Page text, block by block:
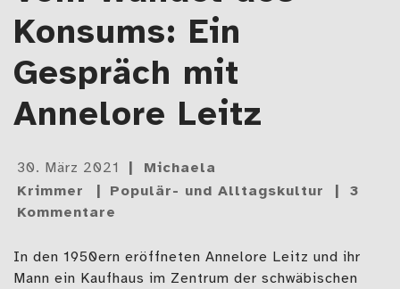
Konsums: Ein
Gespräch mit
Annelore Leitz
Gepostet
am
30. März 2021
Michaela
Krimmer
Populär- und Alltagskultur
3
Kommentare
In den 1950ern eröffneten Annelore Leitz und ihr
Mann ein Kaufhaus im Zentrum der schwäbischen